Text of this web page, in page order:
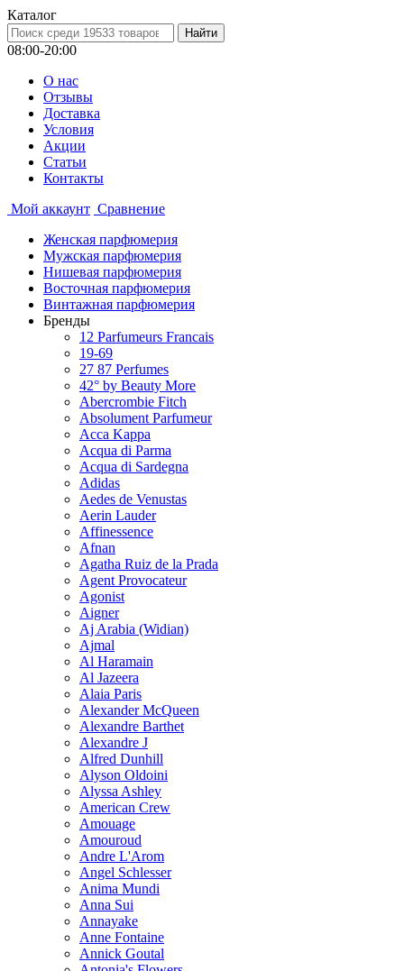
Каталог
08:00-20:00
О нас
Отзывы
Доставка
Условия
Aкции
Статьи
Контакты
Мой аккаунт Сравнение
Женская парфюмерия
Мужская парфюмерия
Нишевая парфюмерия
Восточная парфюмерия
Винтажная парфюмерия
Бренды
12 Parfumeurs Francais
19-69
27 87 Perfumes
42° by Beauty More
Abercrombie Fitch
Absolument Parfumeur
Acca Kappa
Acqua di Parma
Acqua di Sardegna
Adidas
Aedes de Venustas
Aerin Lauder
Affinessence
Afnan
Agatha Ruiz de la Prada
Agent Provocateur
Agonist
Aigner
Aj Arabia (Widian)
Ajmal
Al Haramain
Al Jazeera
Alaia Paris
Alexander McQueen
Alexandre Barthet
Alexandre J
Alfred Dunhill
Alyson Oldoini
Alyssa Ashley
American Crew
Amouage
Amouroud
Andre L'Arom
Angel Schlesser
Anima Mundi
Anna Sui
Annayake
Anne Fontaine
Annick Goutal